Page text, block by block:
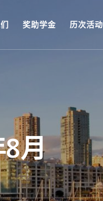
奖助学金 历次活动
月